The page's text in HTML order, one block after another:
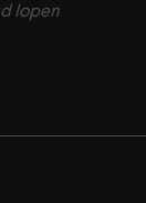
lopen